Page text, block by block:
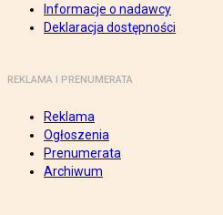
Informacje o nadawcy
Deklaracja dostępności
REKLAMA I PRENUMERATA
Reklama
Ogłoszenia
Prenumerata
Archiwum